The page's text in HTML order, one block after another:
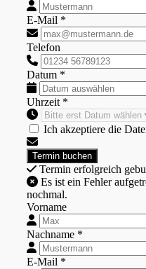
E-Mail *
Telefon
Datum *
Uhrzeit *
Ich akzeptiere die
Termin erfolgreich
nochmal.
Vorname
Nachname *
E-Mail *